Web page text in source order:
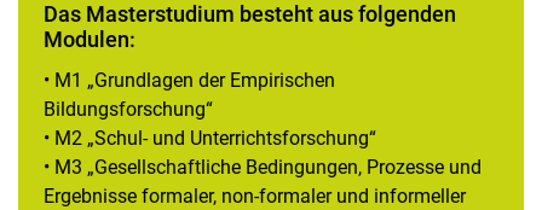
Das Masterstudium besteht aus folgenden
Modulen:
• M1 „Grundlagen der Empirischen
Bildungsforschung“
• M2 „Schul- und Unterrichtsforschung“
• M3 „Gesellschaftliche Bedingungen, Prozesse und
Ergebnisse formaler, non-formaler und informeller